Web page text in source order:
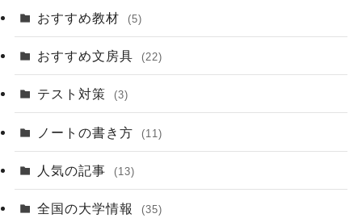
おすすめ教材 (5)
おすすめ文房具 (22)
テスト対策 (3)
ノートの書き方 (11)
人気の記事 (13)
全国の大学情報 (35)